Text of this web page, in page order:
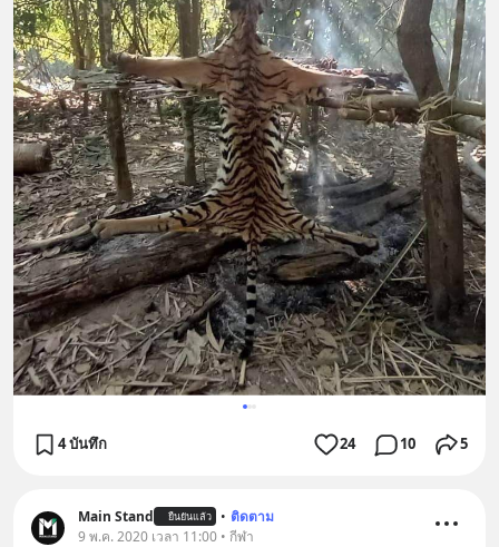
4 บันทึก 24 10 5
Main Stand ยืนยันแล้ว • ติดตาม
9 พ.ค. 2020 เวลา 11:00 • กีฬา